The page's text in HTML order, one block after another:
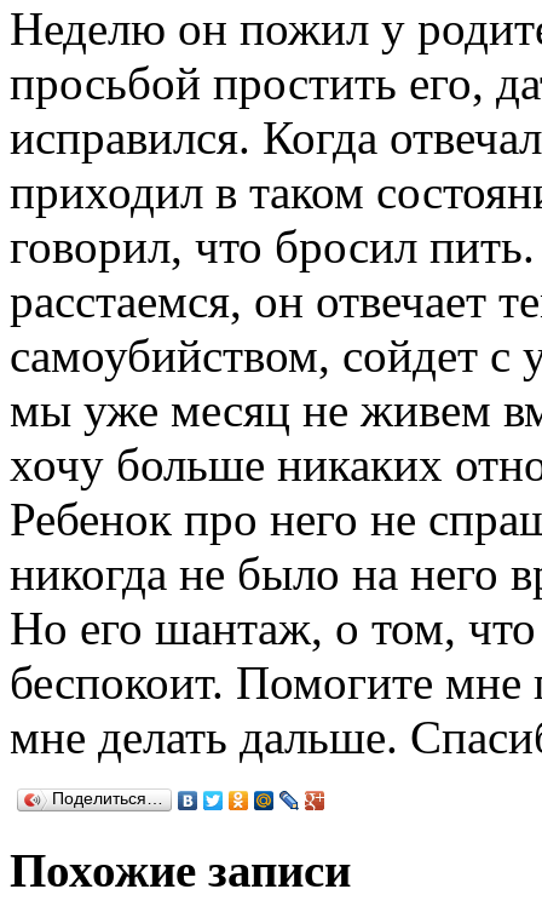
Неделю он пожил у
просьбой простить его,
исправился. Когда
приходил в таком
говорил, что бросил
расстаемся, он отвечает
самоубийством, сойдет с
мы уже месяц не живем
хочу больше никаких
Ребенок про него не
никогда не было на него
Но его шантаж, о том, что
беспокоит. Помогите мне
мне делать дальше.
Поделиться…
Похожие записи